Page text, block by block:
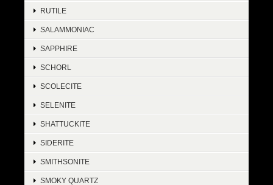
RUTILE
SALAMMONIAC
SAPPHIRE
SCHORL
SCOLECITE
SELENITE
SHATTUCKITE
SIDERITE
SMITHSONITE
SMOKY QUARTZ